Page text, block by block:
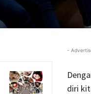
-
diri